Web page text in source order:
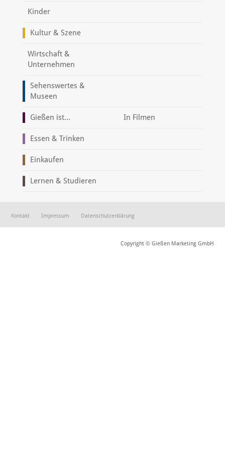
Kinder
Kultur & Szene
Wirtschaft &
Unternehmen
Sehenswertes &
Museen
Gießen ist... In Filmen
Essen & Trinken
Einkaufen
Lernen & Studieren
Kontakt Impressum Datenschutzerklärung
Copyright © Gießen Marketing GmbH